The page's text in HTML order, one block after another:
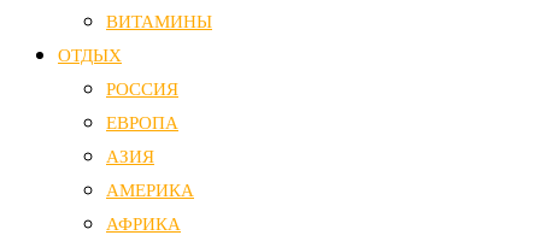
ВИТАМИНЫ
ОТДЫХ
РОССИЯ
ЕВРОПА
АЗИЯ
АМЕРИКА
АФРИКА